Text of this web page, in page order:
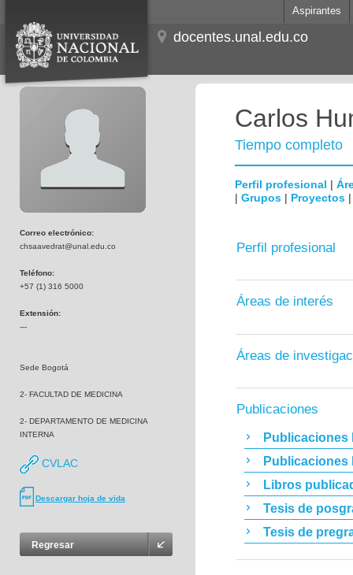
Aspirantes
docentes.unal.edu.co
Correo electrónico:
chsaavedrat@unal.edu.co
Teléfono:
+57 (1) 316 5000
Extensión:
---
Sede Bogotá
2- FACULTAD DE MEDICINA
2- DEPARTAMENTO DE MEDICINA
INTERNA
CVLAC
Descargar hoja de vida
Regresar
Carlos
Tiempo completo
Perfil profesional |
| Grupos | Proyectos
Perfil profesional
Áreas de interés
Áreas de
Publicaciones
Publicaciones
Publicaciones
Libros
Tesis de
Tesis de